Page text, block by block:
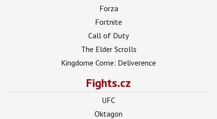
Forza
Fortnite
Call of Duty
The Elder Scrolls
Kingdome Come: Deliverence
Fights.cz
UFC
Oktagon